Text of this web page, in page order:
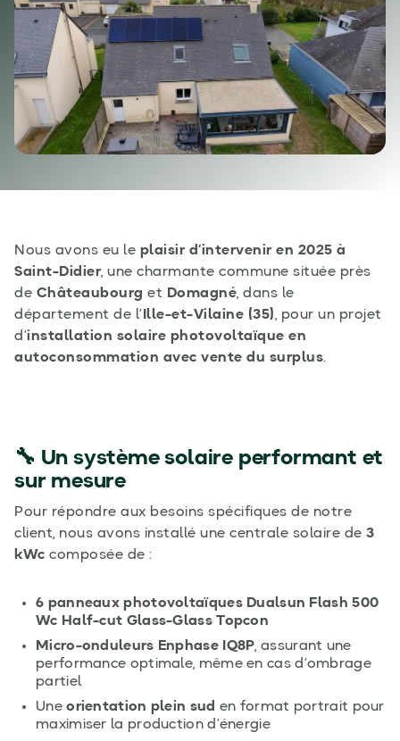
Nous avons eu le plaisir d’intervenir en 2025 à
Saint-Didier, une charmante commune située près
de Châteaubourg et Domagné, dans le
département de l’Ille-et-Vilaine (35), pour un projet
d’installation solaire photovoltaïque en
autoconsommation avec vente du surplus.
🔧 Un système solaire performant et
sur mesure
Pour répondre aux besoins spécifiques de notre
client, nous avons installé une centrale solaire de 3
kWc composée de :
6 panneaux photovoltaïques Dualsun Flash 500
Wc Half-cut Glass-Glass Topcon
Micro-onduleurs Enphase IQ8P, assurant une
performance optimale, même en cas d’ombrage
partiel
Uneorientation plein sud en format portrait pour
maximiser la production d’énergie